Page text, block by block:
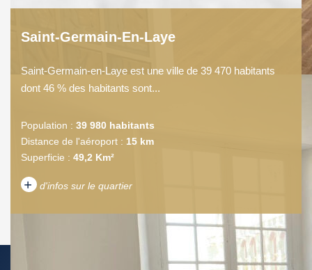
Saint-Germain-En-Laye
Saint-Germain-en-Laye est une ville de 39 470 habitants
dont 46 % des habitants sont...
Population : 39 980 habitants
Distance de l'aéroport : 15 km
Superficie : 49,2 Km²
+ d'infos sur le quartier
ENFANTS ET ADOLESCENTS